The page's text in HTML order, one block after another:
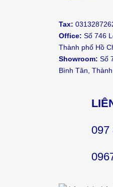
Tax:
Office: Số 746
Thành phố Hồ
Showroom: Số
Bình Tân,
097